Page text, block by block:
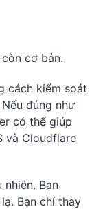
cơ bản.
cách kiểm soát
đúng như
có thể giúp
và Cloudflare
Bạn
Bạn chỉ thay